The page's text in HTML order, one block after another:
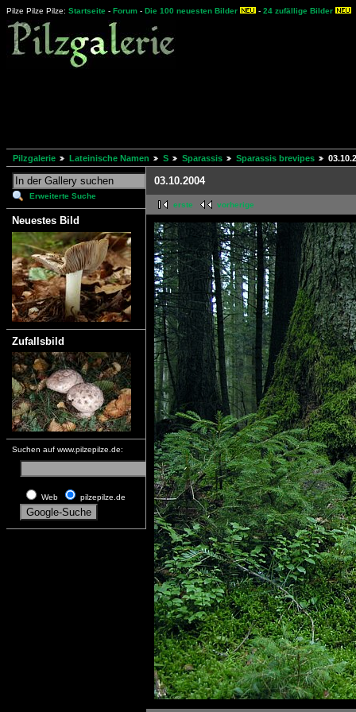
Pilze Pilze Pilze: Startseite - Forum - Die 100 neuesten Bilder - 24 zufällige Bilder
Pilzgalerie Lateinische Namen S Sparassis Sparassis brevipes
Erweiterte Suche
Neuestes Bild
Zufallsbild
Suchen auf www.pilzepilze.de:
Web pilzepilze.de
03.10.2004
erste vorherige